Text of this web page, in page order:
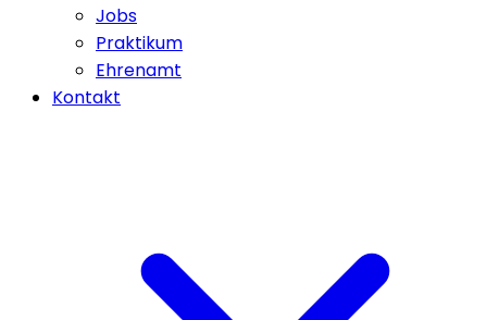
Jobs
Praktikum
Ehrenamt
Kontakt